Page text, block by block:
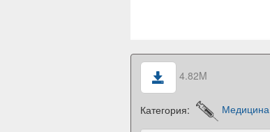
4.82M
Категория: Медицина